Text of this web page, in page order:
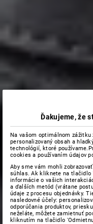
Ďakujeme, že
Na vašom optimálnom zážitku
personalizovaný obsah a
technológií, ktoré
cookies a používaním údajov
Aby sme vám mohli
súhlas. Ak kliknete na tlačidlo
informácie o vašich
a ďalších metód (vrátane
údaje z procesu objednávky.
nasledovné účely:
odporúčania produktov,
neželáte, môžete zamietnuť
kliknutím na tlačidlo